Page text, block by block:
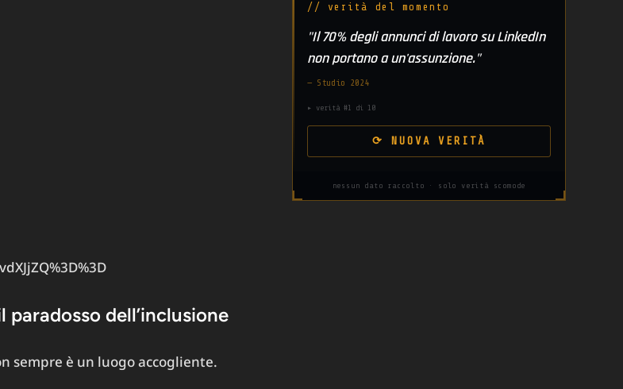
dell’inclusione
sempre è un luogo accogliente.
// verità del momento
"Il 70% degli annunci di lavoro su LinkedIn
non portano a un'assunzione."
— Studio 2024
▸ verità #1 di 10
⟳ NUOVA VERITÀ
nessun dato raccolto · solo verità scomode